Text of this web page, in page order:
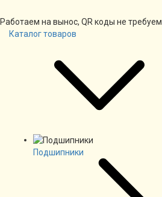
Работаем на вынос, QR коды не требуем.
Каталог товаров
Подшипники